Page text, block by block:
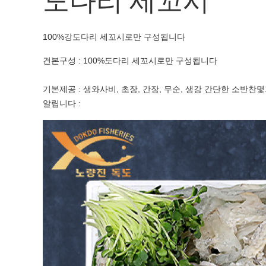
100%강도다리 세꼬시로만 구성됩니다
견본구성 : 100%도다리 세꼬시로만 구성됩니다
기본제공 : 생와사비, 초장, 간장, 무순, 생강 간단한 소반찬
알립니다 :